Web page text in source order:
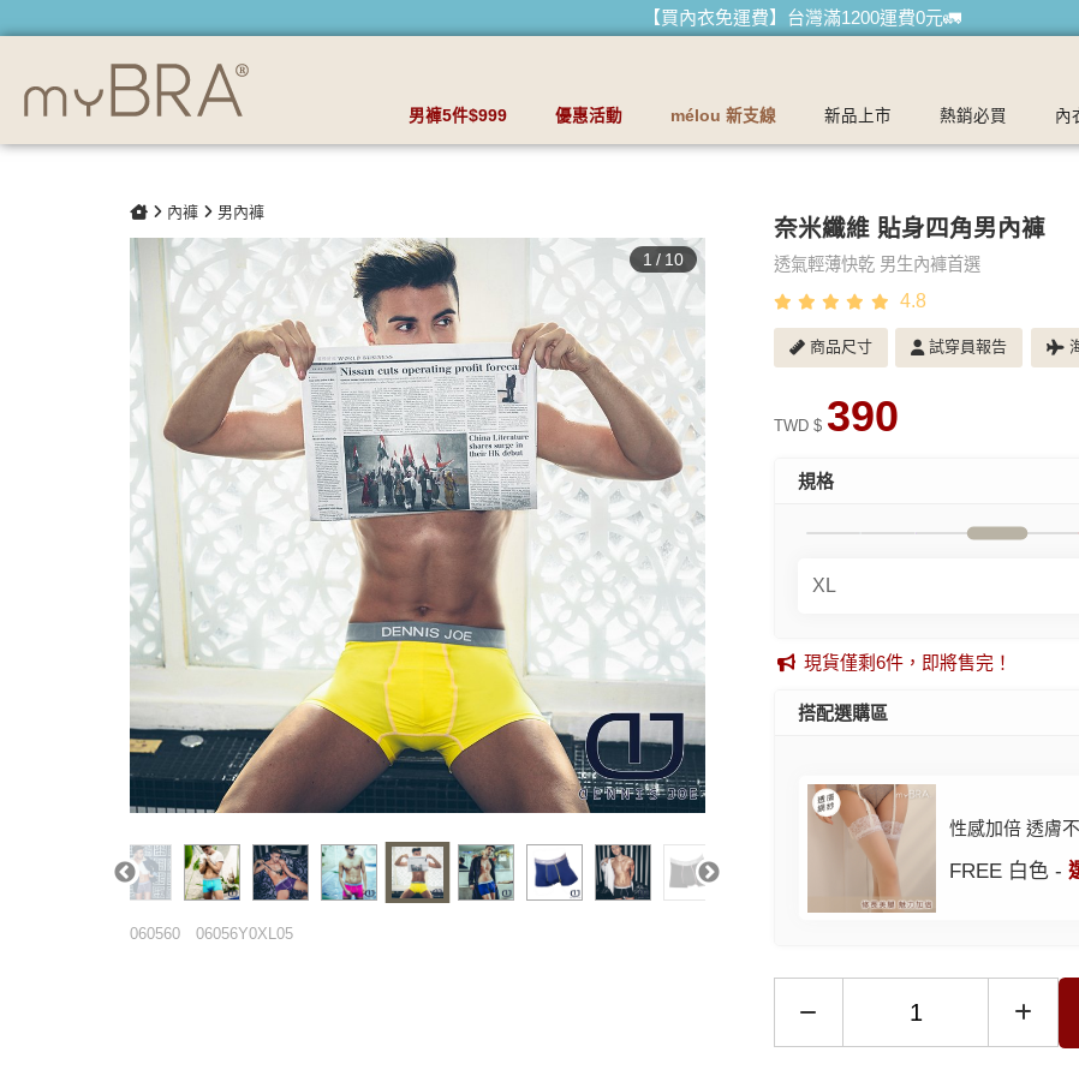
【首購優惠】新客最高可折$150再免運❗
男褲5件$999 優惠活動 mélou 新支線 新品上市 熱銷必買 內
內褲 男內褲
1 / 10
060560 06056Y0XL05
奈米纖維 貼身四角男內褲
透氣輕薄快乾 男生內褲首選
4.8
商品尺寸 試穿員報告
TWD $ 390
規格
現貨僅剩6件，即將售完！
搭配選購區
性感加倍 透膚
FREE 白色 -